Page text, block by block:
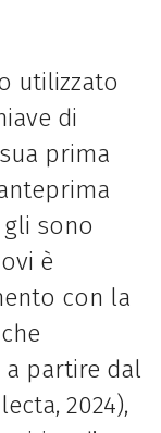
utilizzato
di
prima
sono
è
con la
che
partire dal
2024),